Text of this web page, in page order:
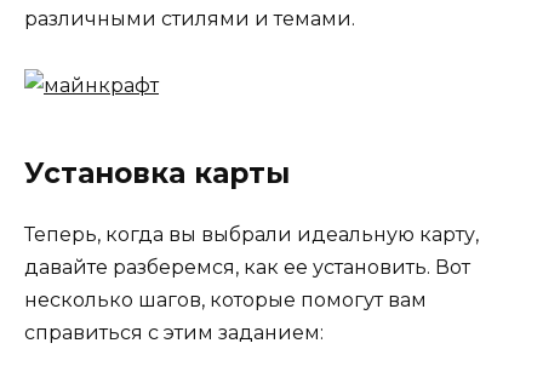
различными стилями и темами.
Установка карты
Теперь, когда вы выбрали идеальную карту,
давайте разберемся, как ее установить. Вот
несколько шагов, которые помогут вам
справиться с этим заданием: